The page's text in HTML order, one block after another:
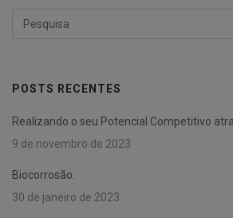
Pesquisar
POSTS RECENTES
Realizando o seu Potencial Competitivo
9 de novembro de 2023
Biocorrosão.
30 de janeiro de 2023